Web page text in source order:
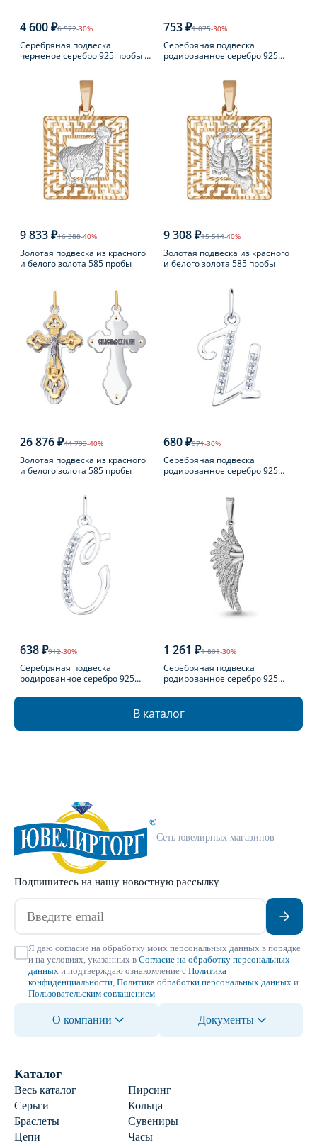
4 600 ₽6 572-30%
Серебряная подвеска
черненое серебро 925 пробы с
753 ₽1 075-30%
Серебряная подвеска
родированное серебро 925
9 833 ₽16 388-40%
Золотая подвеска из красного
и белого золота 585 пробы
9 308 ₽15 514-40%
Золотая подвеска из красного
и белого золота 585 пробы
26 876 ₽44 793-40%
Золотая подвеска из красного
и белого золота 585 пробы
680 ₽971-30%
Серебряная подвеска
родированное серебро 925
638 ₽912-30%
Серебряная подвеска
родированное серебро 925
1 261 ₽1 801-30%
Серебряная подвеска
родированное серебро 925
В каталог
Сеть ювелирных магазинов
Подпишитесь на нашу новостную рассылку
Я даю согласие на обработку моих персональных данных в порядке
и на условиях, указанных в Согласие на обработку персональных
данных и подтверждаю ознакомление с Политика
конфиденциальности Политика обработки персональных данных и
Пользовательским соглашением
О компании Документы
Каталог
Весь каталог
Пирсинг
Серьги
Кольца
Браслеты
Сувениры
Цепи
Часы